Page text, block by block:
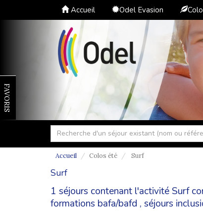
Accueil Odel Evasion
FAVORIS
Accueil Colos été Surf
Surf
1 séjours contenant l'activité Surf
formations bafa/bafd , séjours